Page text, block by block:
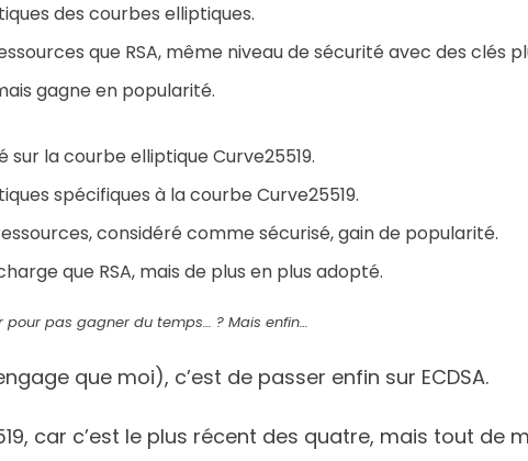
des courbes elliptiques.
que RSA, même niveau de sécurité avec des clés
gagne en popularité.
la courbe elliptique Curve25519.
spécifiques à la courbe Curve25519.
considéré comme sécurisé, gain de popularité.
que RSA, mais de plus en plus adopté.
pas gagner du temps… ? Mais enfin…
que moi), c’est de passer enfin sur ECDSA.
car c’est le plus récent des quatre, mais tout de